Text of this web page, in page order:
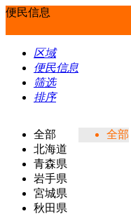
便民信息
区域
便民信息
筛选
排序
全部
北海道
青森県
岩手県
宮城県
秋田県
全部